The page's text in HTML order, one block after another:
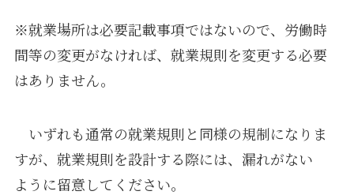
※就業場所は必要記載事項ではないので、労働時
間等の変更がなければ、就業規則を変更する必要
はありません。
いずれも通常の就業規則と同様の規制になりま
すが、就業規則を設計する際には、漏れがない
ように留意してください。